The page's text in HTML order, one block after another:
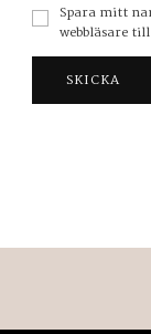
Spara mitt
webbläsare